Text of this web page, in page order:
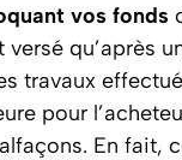
vos fonds
versé qu’après
travaux
pour
En fait,